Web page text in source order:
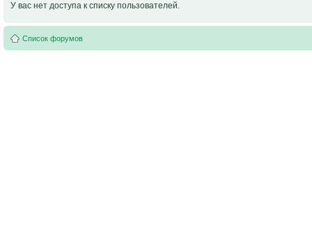
У вас нет доступа к списку пользователей.
Список форумов